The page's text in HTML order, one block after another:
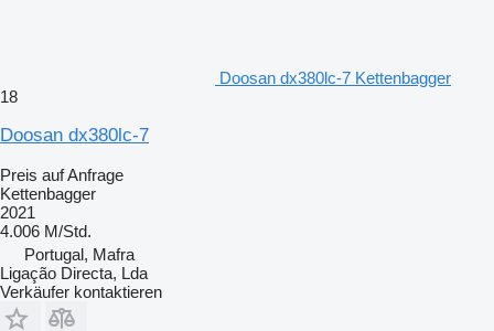
Doosan dx380lc-7 Kettenbagger
18
Doosan dx380lc-7
Preis auf Anfrage
Kettenbagger
2021
4.006 M/Std.
Portugal, Mafra
Ligação Directa, Lda
Verkäufer kontaktieren